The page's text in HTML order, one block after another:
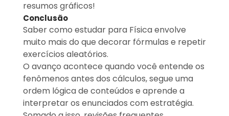
resumos gráficos!
Conclusão
Saber como estudar para Física envolve
muito mais do que decorar fórmulas e repetir
exercícios aleatórios.
O avanço acontece quando você entende os
fenômenos antes dos cálculos, segue uma
ordem lógica de conteúdos e aprende a
interpretar os enunciados com estratégia.